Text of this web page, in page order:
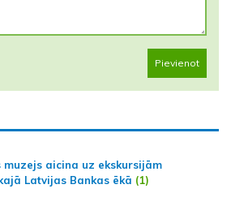
Pievienot
muzejs aicina uz ekskursijām
Latvijas Bankas ēkā (1)